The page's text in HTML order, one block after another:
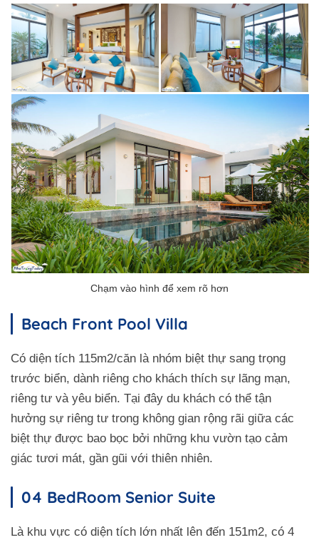
Beach Front Pool Villa
Có diện tích 115m2/căn là nhóm biệt thự sang trọng
trước biển, dành riêng cho khách thích sự lãng mạn,
riêng tư và yêu biển. Tại đây du khách có thể tận
hưởng sự riêng tư trong không gian rộng rãi giữa các
biệt thự được bao bọc bởi những khu vườn tạo cảm
giác tươi mát, gần gũi với thiên nhiên.
04 BedRoom Senior Suite
Là khu vực có diện tích lớn nhất lên đến 151m2, có 4